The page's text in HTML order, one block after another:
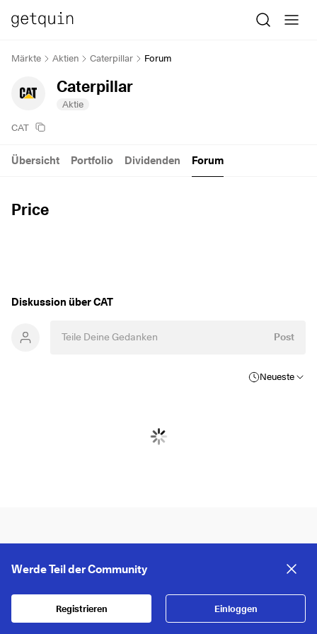
Märkte Aktien Caterpillar Forum
Caterpillar
Aktie
CAT
Price
Übersicht Portfolio Dividenden Forum
Diskussion über CAT
Post
Neueste
Werde Teil der Community
Registrieren Einloggen